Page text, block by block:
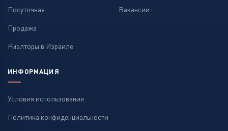
Посуточная
Продажа
Риэлторы в Израиле
Вакансии
ИНФОРМАЦИЯ
Условия использования
Политика конфиденциальности